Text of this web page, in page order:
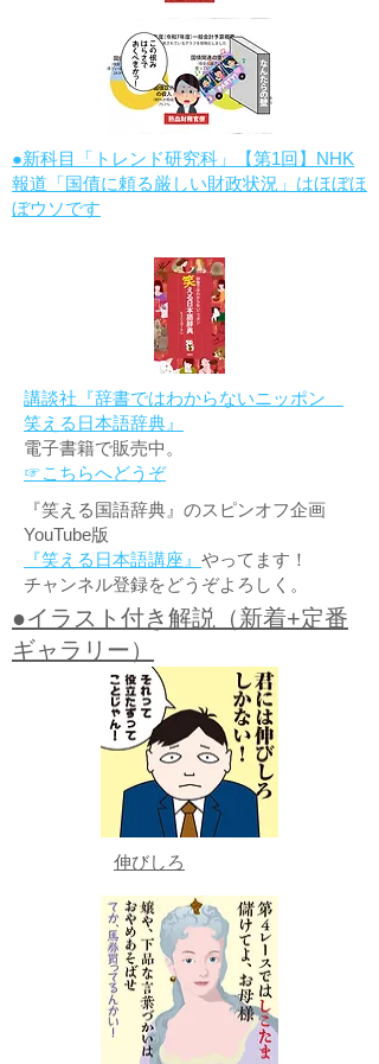
●新科目「トレンド研究科」【第1回】NHK
報道「国債に頼る厳しい財政状況」はほぼほ
ぼウソです
講談社『辞書ではわからないニッポン
笑える日本語辞典』
電子書籍で販売中。
☞こちらへどうぞ
『笑える国語辞典』のスピンオフ企画
YouTube版
『笑える日本語講座』 やってます！
チャンネル登録をどうぞよろしく。
●イラスト付き解説（新着+定番
ギャラリー）
伸びしろ